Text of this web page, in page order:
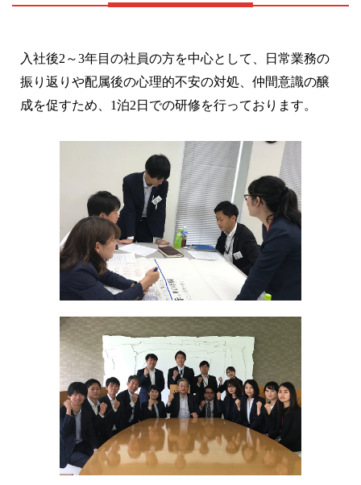
入社後2～3年目の社員の方を中心として、日常業務の
振り返りや配属後の心理的不安の対処、仲間意識の醸
成を促すため、1泊2日での研修を行っております。